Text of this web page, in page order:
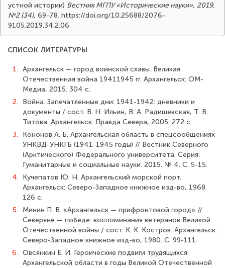
устной истории) Вестник МГПУ «Исторические науки», 2019,
№2 (34), 69-78. https://doi.org/10.25688/2076-
9105.2019.34.2.06
СПИСОК ЛИТЕРАТУРЫ
1. Архангельск — город воинской славы. Великая
Отечественная война 1941­1945 гг. Архангельск: ОМ-
Медиа, 2015. 304 с.
2.
Война. Запечатленные дни: 1941-1942: дневники и
документы / сост. В. Н. Ильин, В. А. Радишевская, Т. В.
Титова. Архангельск: Правда Севера, 2005. 272 с.
3.
Кононов А. Б. Архангельская область в спецсообщениях
УНКВД-УНКГБ (1941-1945 годы) // Вестник Северного
(Арктического) Федерального университета. Серия:
Гуманитарные и социальные науки. 2015. № 4. С. 5-15.
4. Кучепатов Ю. Н. Архангельский морской порт.
Архангельск: Северо-Запад­ное книжное изд-во, 1968.
126 с.
5.
Минин П. В. «Архангельск — прифронтовой город» //
Северяне — победе: воспоминания ветеранов Великой
Отечественной войны / сост. К. К. Костров. Архан­гельск:
Северо-Западное книжное изд-во, 1980. С. 99-111.
6. Овсянкин Е. И. Героические подвиги трудящихся
Архангельской области в годы Великой Отечественной